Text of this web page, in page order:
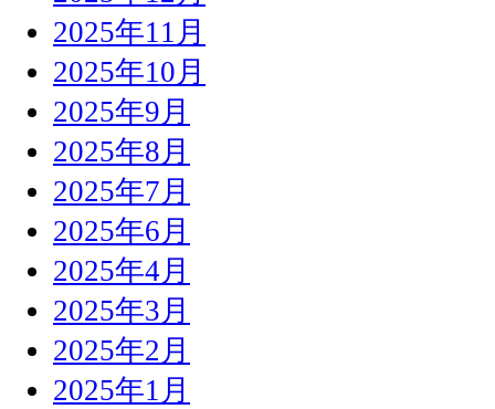
2025年11月
2025年10月
2025年9月
2025年8月
2025年7月
2025年6月
2025年4月
2025年3月
2025年2月
2025年1月